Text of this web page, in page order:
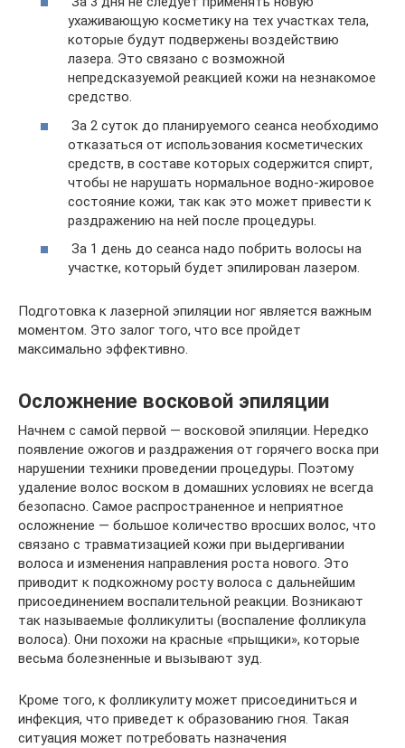
ухаживающую косметику на тех участках тела,
которые будут подвержены воздействию
лазера. Это связано с возможной
непредсказуемой реакцией кожи на незнакомое
средство.
За 2 суток до планируемого сеанса необходимо
отказаться от использования косметических
средств, в составе которых содержится спирт,
чтобы не нарушать нормальное водно-жировое
состояние кожи, так как это может привести к
раздражению на ней после процедуры.
За 1 день до сеанса надо побрить волосы на
участке, который будет эпилирован лазером.
Подготовка к лазерной эпиляции ног является важным
моментом. Это залог того, что все пройдет
максимально эффективно.
Осложнение восковой эпиляции
Начнем с самой первой — восковой эпиляции. Нередко
появление ожогов и раздражения от горячего воска при
нарушении техники проведении процедуры. Поэтому
удаление волос воском в домашних условиях не всегда
безопасно. Самое распространенное и неприятное
осложнение — большое количество вросших волос, что
связано с травматизацией кожи при выдергивании
волоса и изменения направления роста нового. Это
приводит к подкожному росту волоса с дальнейшим
присоединением воспалительной реакции. Возникают
так называемые фолликулиты (воспаление фолликула
волоса). Они похожи на красные «прыщики», которые
весьма болезненные и вызывают зуд.
Кроме того, к фолликулиту может присоединиться и
инфекция, что приведет к образованию гноя. Такая
ситуация может потребовать назначения